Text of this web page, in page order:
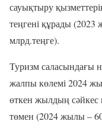
сауықтыру
теңгені құрады (2023
млрд.теңге).
Туризм саласындағы
жалпы көлемі 2024
өткен жылдың сәйкес
төмен (2024 жылы –